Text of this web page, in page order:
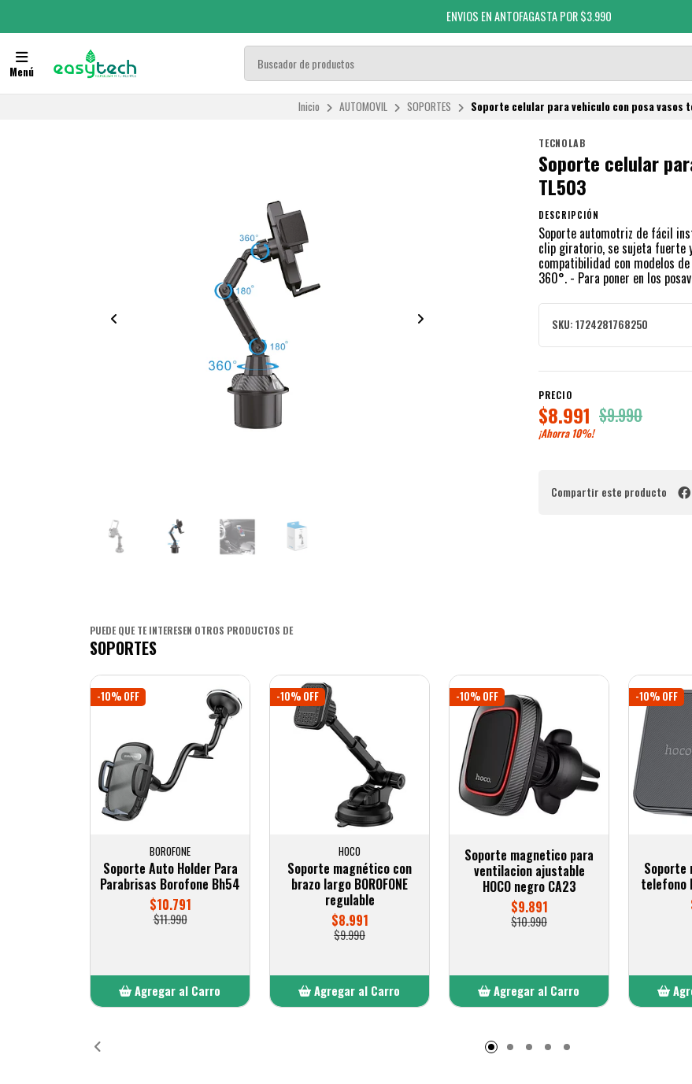
ENVIOS EN ANTOFAGASTA POR $3.990
Menú
Inicio AUTOMOVIL SOPORTES Soporte celular para vehiculo con posa vasos
TECNOLAB
Soporte celular
TL503
DESCRIPCIÓN
Soporte automotriz de fácil
clip giratorio, se sujeta fuerte
compatibilidad con modelos
360°. - Para poner en los
SKU: 1724281768250
PRECIO
$8.991 $9.990
¡Ahorra 10%!
Compartir este producto
PUEDE QUE TE INTERESEN OTROS PRODUCTOS DE
SOPORTES
-10% OFF
BOROFONE
Soporte Auto Holder Para
Parabrisas Borofone Bh54
$10.791
$11.990
Agregar al Carro
-10% OFF
HOCO
Soporte magnético con
brazo largo BOROFONE
regulable
$8.991
$9.990
Agregar al Carro
-10% OFF
Soporte magnetico para
ventilacion ajustable
HOCO negro CA23
$9.891
$10.990
Agregar al Carro
-10% OFF
Soporte
telefono